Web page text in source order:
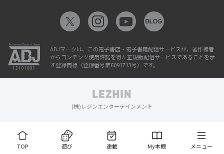
TOP 遊び 連載 My本棚 メニュー
ABJマークは、この電子書店・電子書籍配信サービスが、著作権者
からコンテンツ使用許諾を得た正規版配信サービスであることを示
す登録商標（登録番号第6091713号）です。
(株)レジンエンターテインメント